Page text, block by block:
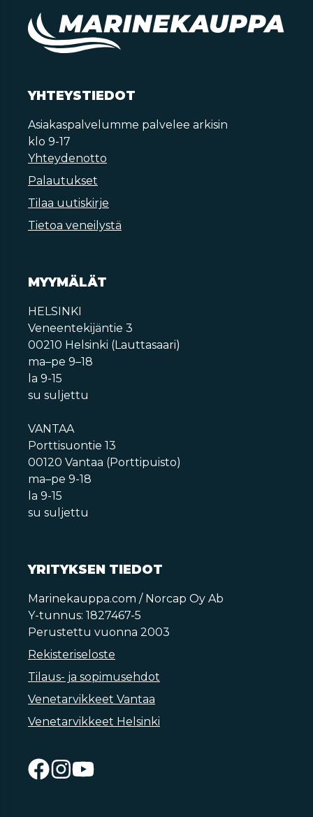
YHTEYSTIEDOT
Asiakaspalvelumme palvelee arkisin
klo 9-17
Yhteydenotto
Palautukset
Tilaa uutiskirje
Tietoa veneilystä
MYYMÄLÄT
HELSINKI
Veneentekijäntie 3
00210 Helsinki (Lauttasaari)
ma–pe 9–18
la 9-15
su suljettu
VANTAA
Porttisuontie 13
00120 Vantaa (Porttipuisto)
ma–pe 9-18
la 9-15
su suljettu
YRITYKSEN TIEDOT
Marinekauppa.com / Norcap Oy Ab
Y-tunnus: 1827467-5
Perustettu vuonna 2003
Rekisteriseloste
Tilaus- ja sopimusehdot
Venetarvikkeet Vantaa
Venetarvikkeet Helsinki